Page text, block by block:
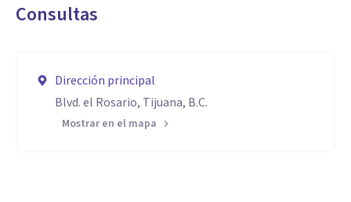
Consultas
Dirección principal
Blvd. el Rosario, Tijuana, B.C.
Mostrar en el mapa